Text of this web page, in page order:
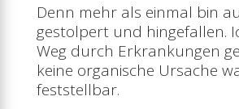
Denn mehr als einmal bin
gestolpert und hingefallen.
Weg durch Erkrankungen
keine organische Ursache
feststellbar.